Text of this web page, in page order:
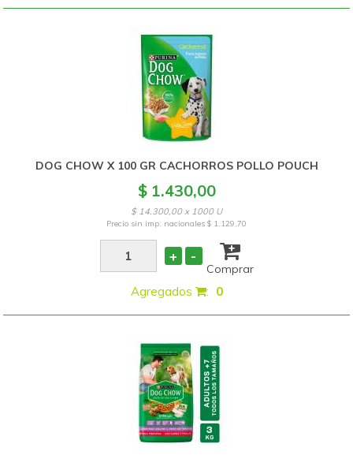
DOG CHOW X 100 GR CACHORROS POLLO POUCH
$ 1.430,00
$ 14.300,00 x 1000 U
Precio sin imp. nacionales$ 1.129,70
+ -
Comprar
Agregados : 0